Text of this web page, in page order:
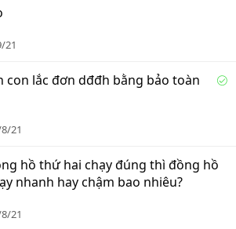
21
S
con lắc đơn dđđh bằng bảo toàn
21
hồ thứ hai chạy đúng thì đồng hồ
nhanh hay chậm bao nhiêu?
21